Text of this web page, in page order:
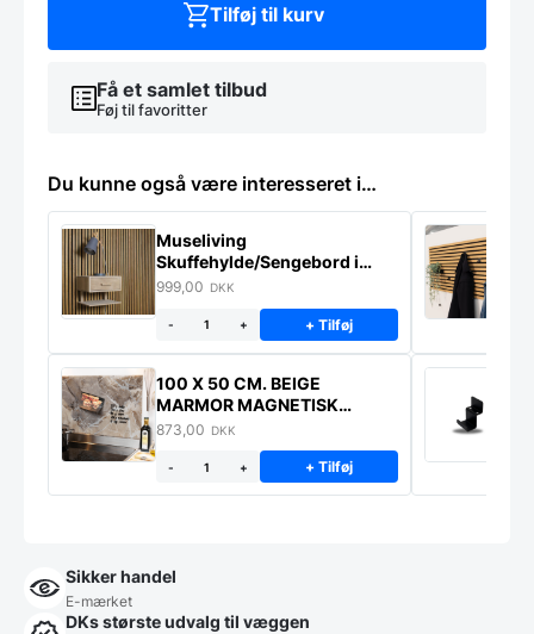
Få et samlet tilbud
Føj til favoritter
Tilføj til kurv
Du kunne også være interesseret i…
Museliving
Skuffehylde/Sengebord i
massiv eg
999,00 DKK
- + + Tilføj
100 X 50 CM. BEIGE
MARMOR MAGNETISK
STÆNKPLADE
873,00 DKK
- + + Tilføj
Sikker handel
E-mærket
DKs største udvalg til væggen